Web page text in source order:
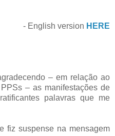
- English version HERE
– em relação ao
– as manifestações de
palavras que me
fiz suspense na mensagem